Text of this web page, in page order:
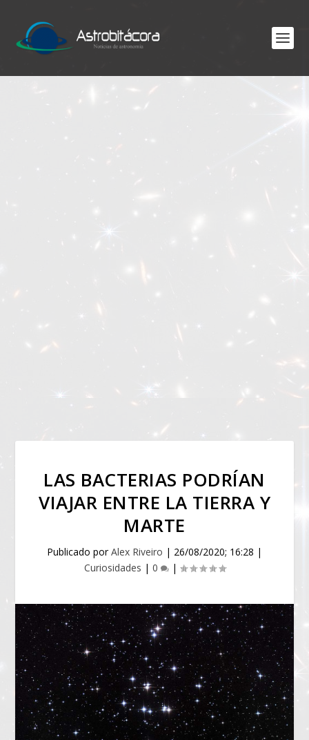
LAS BACTERIAS PODRÍAN
VIAJAR ENTRE LA TIERRA Y
MARTE
Publicado porAlex Riveiro | 26/08/2020; 16:28 |
Curiosidades | 0 |